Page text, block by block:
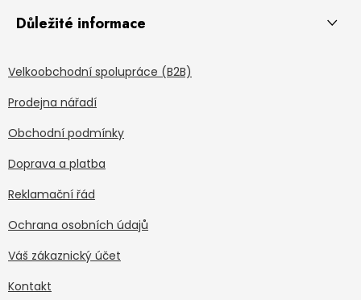
Důležité informace
Velkoobchodní spolupráce (B2B)
Prodejna nářadí
Obchodní podmínky
Doprava a platba
Reklamační řád
Ochrana osobních údajů
Váš zákaznický účet
Kontakt